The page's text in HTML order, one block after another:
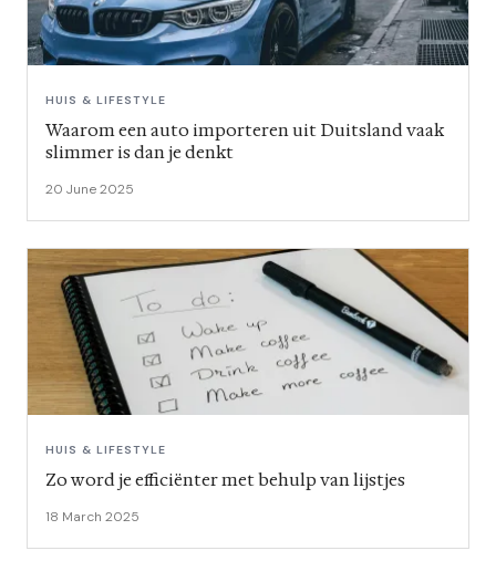
HUIS & LIFESTYLE
Waarom een auto importeren uit Duitsland vaak
slimmer is dan je denkt
20 June 2025
HUIS & LIFESTYLE
Zo word je efficiënter met behulp van lijstjes
18 March 2025